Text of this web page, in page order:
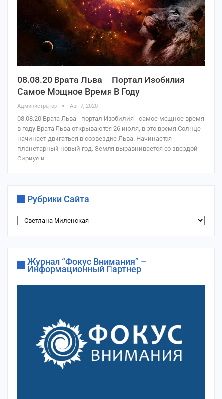
08.08.20 Врата Льва – Портал Изобилия –
Самое Мощное Время В Году
Администратор Авг 7, 2020
08.08.20 Врата Льва - портал Изобилия - самое мощное время
в году Врата Льва открываются 26 июля, в это время Солнце
начинает двигаться в созвездие Льва. Начинается
планетарный новый год. Земля выравнивается со звездой
Сириус и…
Рубрики Сайта
Рубрики
Журнал “Фокус Внимания” –
Информационный Партнер